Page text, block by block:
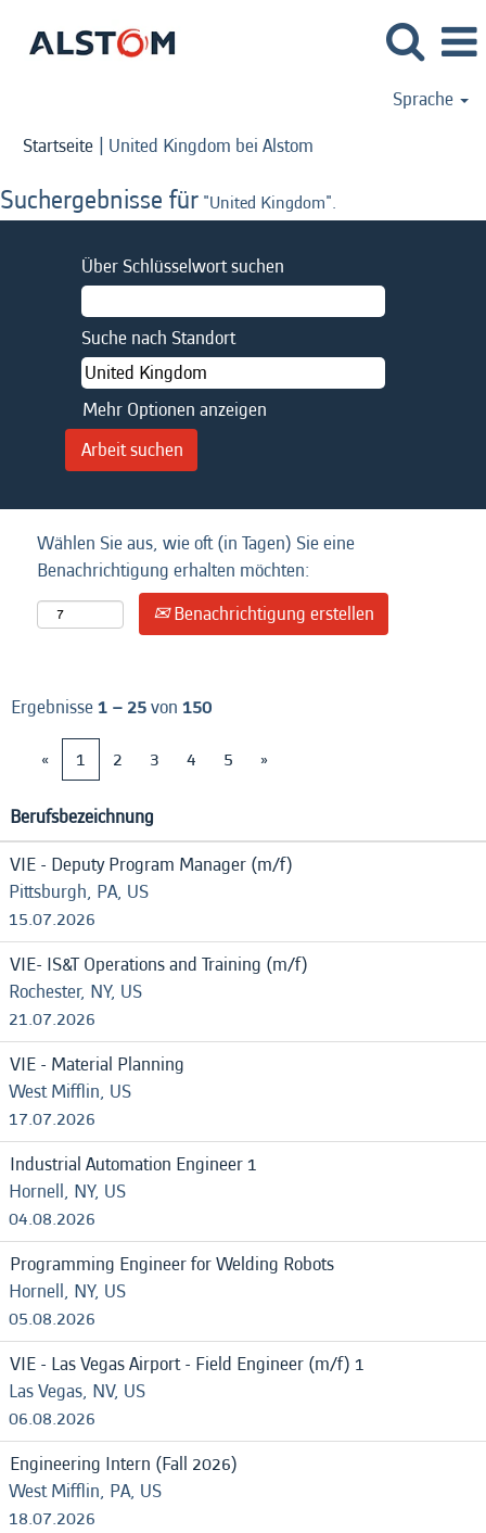
Sprache
Startseite | United Kingdom bei Alstom
Suchergebnisse für "United Kingdom".
Über Schlüsselwort suchen
Suche nach Standort
Mehr Optionen anzeigen
Wählen Sie aus, wie oft (in Tagen) Sie eine
Benachrichtigung erhalten möchten:
Benachrichtigung erstellen
Ergebnisse1 – 25von 150
«
1 2 3 4 5 »
Berufsbezeichnung
VIE - Deputy Program Manager (m/f)
Pittsburgh, PA, US
15.07.2026
VIE- IS&T Operations and Training (m/f)
Rochester, NY, US
21.07.2026
VIE - Material Planning
West Mifflin, US
17.07.2026
Industrial Automation Engineer 1
Hornell, NY, US
04.08.2026
Programming Engineer for Welding Robots
Hornell, NY, US
05.08.2026
VIE - Las Vegas Airport - Field Engineer (m/f) 1
Las Vegas, NV, US
06.08.2026
Engineering Intern (Fall 2026)
West Mifflin, PA, US
18.07.2026